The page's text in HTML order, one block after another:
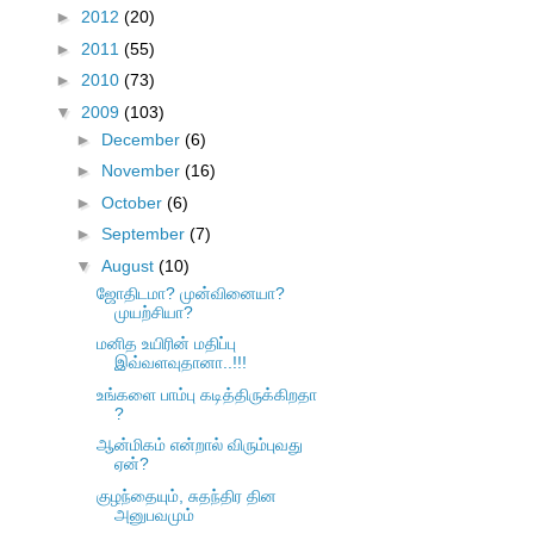
► 2012 (20)
► 2011 (55)
► 2010 (73)
▼ 2009 (103)
► December (6)
► November (16)
► October (6)
► September (7)
▼ August (10)
ஜோதிடமா? முன்வினையா?
முயற்சியா?
மனித உயிரின் மதிப்பு
இவ்வளவுதானா..!!!
உங்களை பாம்பு கடித்திருக்கிறதா
?
ஆன்மிகம் என்றால் விரும்புவது
ஏன்?
குழந்தையும், சுதந்திர தின
அனுபவமும்